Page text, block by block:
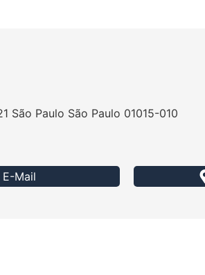
São Paulo São Paulo 01015-010
E-Mail